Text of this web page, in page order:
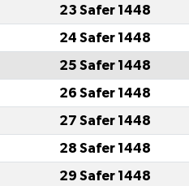
23 Safer 1448
24 Safer 1448
25 Safer 1448
26 Safer 1448
27 Safer 1448
28 Safer 1448
29 Safer 1448